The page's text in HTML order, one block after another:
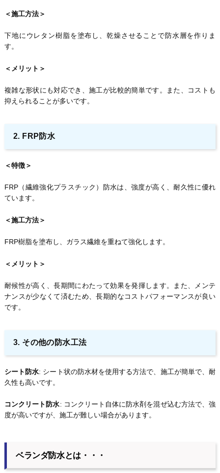
＜施工方法＞
下地にウレタン樹脂を塗布し、乾燥させることで防水層を作りま
す。
＜メリット＞
複雑な形状にも対応でき、施工が比較的簡単です。また、コストも
抑えられることが多いです。
2. FRP防水
＜特徴＞
FRP（繊維強化プラスチック）防水は、強度が高く、耐久性に優れ
ています。
＜施工方法＞
FRP樹脂を塗布し、ガラス繊維を重ねて強化します。
＜メリット＞
耐候性が高く、長期間にわたって効果を発揮します。また、メンテ
ナンスが少なくて済むため、長期的なコストパフォーマンスが良い
です。
3. その他の防水工法
シート防水: シート状の防水材を使用する方法で、施工が簡単で、耐
久性も高いです。
コンクリート防水: コンクリート自体に防水剤を混ぜ込む方法で、強
度が高いですが、施工が難しい場合があります。
ベランダ防水とは・・・